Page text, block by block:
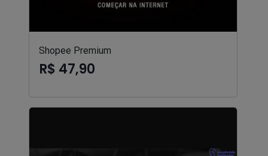
Shopee Premium
R$ 47,90